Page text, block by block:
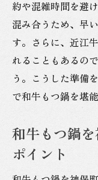
約や混雑時間を避
混み合うため、早
す。さらに、近江
れることもあるの
う。こうした準備
で和牛もつ鍋を堪
和牛もつ鍋
ポイント